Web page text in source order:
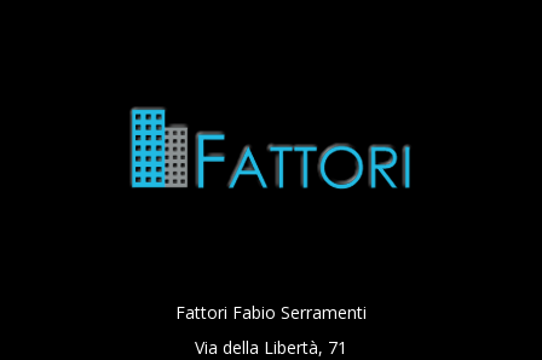
Fattori Fabio Serramenti
Via della Libertà, 71